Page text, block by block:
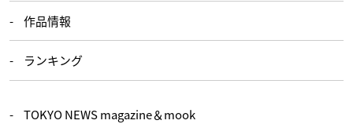
作品情報
ランキング
TOKYO NEWS magazine＆mook